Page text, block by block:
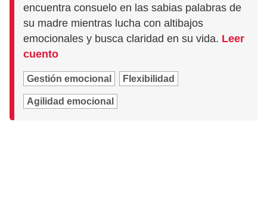
encuentra consuelo en las sabias palabras de
su madre mientras lucha con altibajos
emocionales y busca claridad en su vida. Leer
cuento
Gestión emocional Flexibilidad
Agilidad emocional